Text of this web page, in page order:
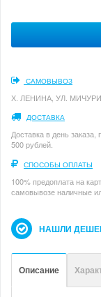
САМОВЫВОЗ
Х. ЛЕНИНА, УЛ.
ДОСТАВКА
Доставка в день
500 рублей.
СПОСОБЫ ОПЛАТЫ
100% предоплата на
самовывозе наличные
НАШЛИ
Описание